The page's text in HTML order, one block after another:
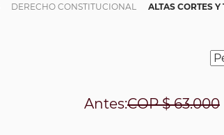
DERECHO CONSTITUCIONAL
ALTAS CORTES
Antes:COP$ 63.000